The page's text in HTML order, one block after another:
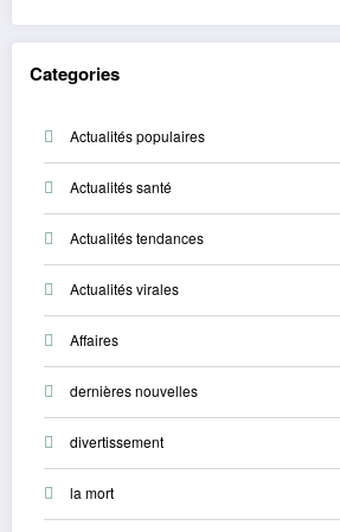
Categories
Actualités populaires
Actualités santé
Actualités tendances
Actualités virales
Affaires
dernières nouvelles
divertissement
la mort